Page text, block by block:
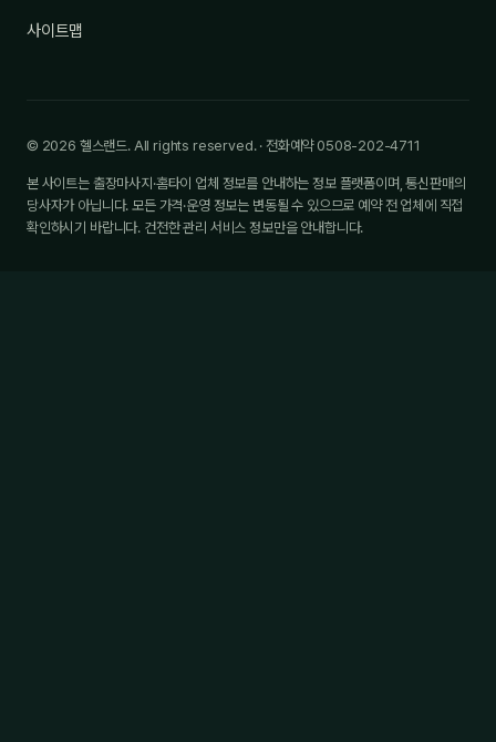
사이트맵
© 2026 헬스랜드. All rights reserved. · 전화예약 0508-202-4711
본 사이트는 출장마사지·홈타이 업체 정보를 안내하는 정보 플랫폼이며, 통신판매의
당사자가 아닙니다. 모든 가격·운영 정보는 변동될 수 있으므로 예약 전 업체에 직접
확인하시기 바랍니다. 건전한 관리 서비스 정보만을 안내합니다.